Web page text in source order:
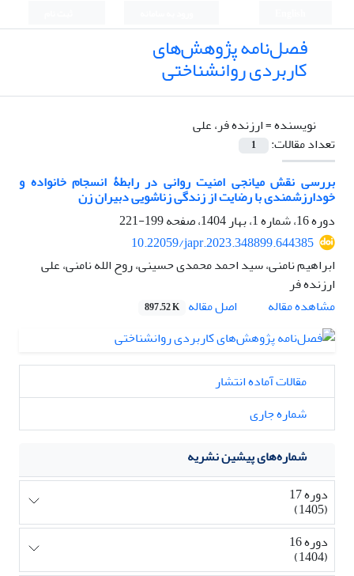
فصل‌نامه پژوهش‌های
کاربردی روانشناختی
نویسنده =ارزنده فر، علی
تعداد مقالات:
1
بررسی نقش میانجی امنیت روانی در رابطۀ انسجام خانواده و
خودارزشمندی با رضایت از زندگی زناشویی دبیران زن
دوره 16، شماره 1، بهار 1404، صفحه
199-221
10.22059/japr.2023.348899.644385
ابراهیم نامنی، سید احمد محمدی حسینی، روح الله نامنی، علی
ارزنده فر
مشاهده مقاله
اصل مقاله 897.52 K
مقالات آماده انتشار
شماره جاری
شماره‌های پیشین نشریه
دوره 17
(1405)
دوره 16
(1404)